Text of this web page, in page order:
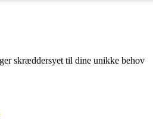
skræddersyet til dine unikke behov